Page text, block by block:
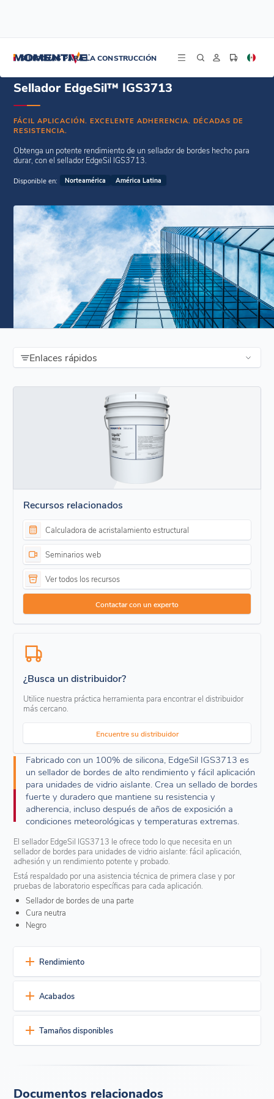
SILICONAS PARA LA CONSTRUCCIÓN
Sellador EdgeSil™ IGS3713
FÁCIL APLICACIÓN. EXCELENTE ADHERENCIA. DÉCADAS DE
RESISTENCIA.
Obtenga un potente rendimiento de un sellador de bordes hecho para
durar, con el sellador EdgeSil IGS3713.
Disponible en: Norteamérica América Latina
Enlaces rápidos
Recursos relacionados
Calculadora de acristalamiento estructural
Seminarios web
Ver todos los recursos
Contactar con un experto
¿Busca un distribuidor?
Utilice nuestra práctica herramienta para encontrar el distribuidor
más cercano.
Encuentre su distribuidor
Fabricado con un 100% de silicona, EdgeSil IGS3713 es
un sellador de bordes de alto rendimiento y fácil aplicación
para unidades de vidrio aislante. Crea un sellado de bordes
fuerte y duradero que mantiene su resistencia y
adherencia, incluso después de años de exposición a
condiciones meteorológicas y temperaturas extremas.
El sellador EdgeSil IGS3713 le ofrece todo lo que necesita en un
sellador de bordes para unidades de vidrio aislante: fácil aplicación,
adhesión y un rendimiento potente y probado.
Está respaldado por una asistencia técnica de primera clase y por
pruebas de laboratorio específicas para cada aplicación.
Sellador de bordes de una parte
Cura neutra
Negro
Rendimiento
Una durabilidad excepcional
cambio insignificante en la elasticidad
Una vez curado, permanece totalmente elástico de 4°C a
121°C (40°F a 250°F).
hasta 350°F (178°C)
Excelente rendimiento
Acabados
Actualmente está disponible en dos colores estándar:
Negro Gris
Tamaños disponibles
Tambor de fibra o de acero de 55 galones (208 L)
Documentos relacionados